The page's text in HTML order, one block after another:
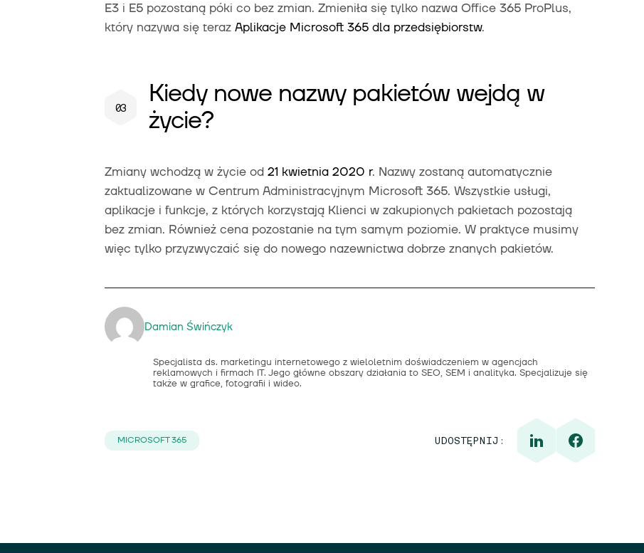
E3 i E5 pozostaną póki co bez zmian. Zmieniła się tylko nazwa Office 365 ProPlus,
który nazywa się teraz Aplikacje Microsoft 365 dla przedsiębiorstw.
Kiedy nowe nazwy pakietów wejdą w
życie?
Zmiany wchodzą w życie od 21 kwietnia 2020 r. Nazwy zostaną automatycznie
zaktualizowane w Centrum Administracyjnym Microsoft 365. Wszystkie usługi,
aplikacje i funkcje, z których korzystają Klienci w zakupionych pakietach pozostają
bez zmian. Również cena pozostanie na tym samym poziomie. W praktyce musimy
więc tylko przyzwyczaić się do nowego nazewnictwa dobrze znanych pakietów.
Damian Świńczyk
Specjalista ds. marketingu internetowego z wieloletnim doświadczeniem w agencjach
reklamowych i firmach IT. Jego główne obszary działania to SEO, SEM i analityka. Specjalizuje się
także w grafice, fotografii i wideo.
MICROSOFT 365 UDOSTĘPNIJ: